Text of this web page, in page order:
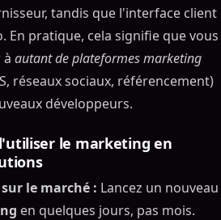
tandis que l'interface client
En pratique, cela signifie que vous
à autant de plateformes marketing
réseaux sociaux, référencement)
développeurs.
utiliser le marketing en
le marché : Lancez un nouveau
en quelques jours, pas mois.